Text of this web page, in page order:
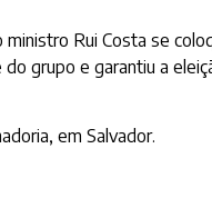
Rui Costa se
grupo e garantiu a
em Salvador.